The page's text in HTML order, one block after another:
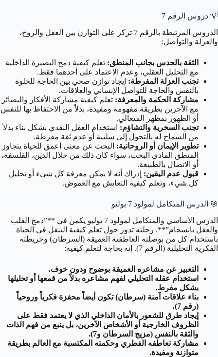
💡 دروس الرقم 7
الدروس المرتبطة بالرقم 7 تركز على التوازن بين العقل والروح،
والعزلة والتواصل:
الثقة بالحدس بجانب المنطق: تعلم كيفية دمج البصيرة الداخلية
مع التحليل العقلي، وعدم الاعتماد على أحدهما فقط.
تجنب العزلة المفرطة: إيجاد توازن صحي بين الحاجة للخلوة
بالنفس والحاجة للتواصل الإنساني والعلاقات.
مشاركة الحكمة والمعرفة: تعلم كيفية مشاركة الأفكار والبصائر
مع الآخرين بطريقة مفهومة ومفيدة، بدلاً من الاحتفاظ بها للنفس
أو الظهور بمظهر المتعالي.
تجنب السخرية والتشاؤم: استخدام العقل النقدي بشكل بناء بدلاً
من السماح له بالتحول إلى سلبية أو عدم ثقة مفرطة.
تطوير الإيمان أو الروحانية: البحث عن معنى أعمق للحياة يتجاوز
المنطق المادي البحت، سواء كان ذلك من خلال الدين، الفلسفة،
أو الاتصال بالطبيعة.
قبول عدم اليقين: إدراك أنه لا يمكن معرفة كل شيء أو تحليل
كل شيء، وتعلم كيفية التعايش مع الغموض.
🎯
الدرس المتكامل لمولود 7 يوليو
الدرس الأساسي والمتكامل لمولود 7 يوليو يكمن في **”دمج القلب
والعقل بانسجام”**. رحلته تدور حول تعلم كيفية التنقل في الحياة
باستخدام كل من بوصلته العاطفية العميقة (السرطان) وخريطته
الفكرية التحليلية (الرقم 7). إنه بحاجة لتعلم كيفية:
التعبير عن مشاعره العميقة بوضوح ودون خوف.
استخدام عقله التحليلي لفهم مشاعره بدلاً من قمعها أو تحليلها
بشكل مفرط.
بناء علاقات آمنة (سرطان) تكون أيضاً محفزة فكرياً وروحياً
(رقم 7).
إيجاد طرق للشعور بالأمان الداخلي الذي لا يعتمد فقط على
الظروف الخارجية أو الأشخاص الآخرين، بل ينبع من فهم الذات
والثقة بالنفس (مزيج السرطان و7).
مشاركة تعاطفه الفطري وحكمته المكتسبة مع العالم بطريقة
متوازنة ومفيدة.